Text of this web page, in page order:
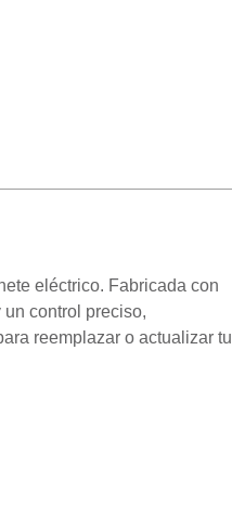
eléctrico. Fabricada con
control preciso,
reemplazar o actualizar tu